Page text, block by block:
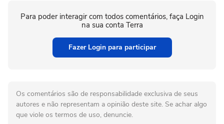
Para poder interagir com todos comentários, faça Login
na sua conta Terra
Fazer Login para participar
Os comentários são de responsabilidade exclusiva de seus
autores e não representam a opinião deste site. Se achar algo
que viole os termos de uso, denuncie.